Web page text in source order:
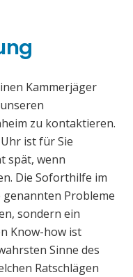
Kammerjäger
zu kontaktieren.
ist für Sie
spät, wenn
Die Soforthilfe im
Probleme
sondern ein
Know-how ist
Sinne des
Ratschlägen